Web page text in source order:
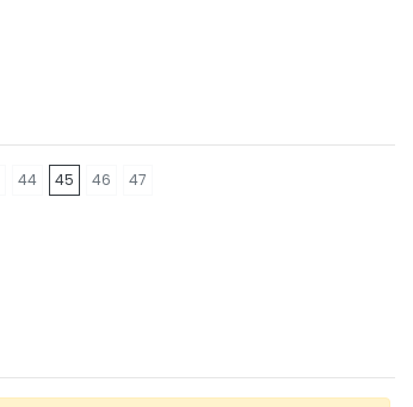
44 45 46 47